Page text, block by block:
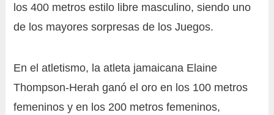
los 400 metros estilo libre masculino, siendo uno
de los mayores sorpresas de los Juegos.
En el atletismo, la atleta jamaicana Elaine
Thompson-Herah ganó el oro en los 100 metros
femeninos y en los 200 metros femeninos,